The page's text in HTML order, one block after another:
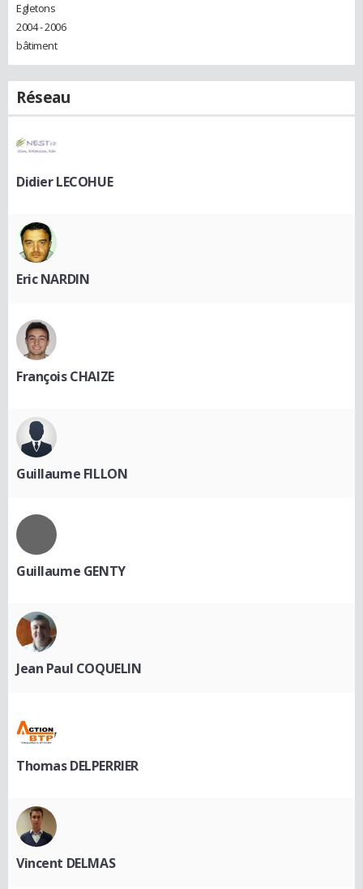
Egletons
2004 - 2006
bâtiment
Réseau
Didier LECOHUE
Eric NARDIN
François CHAIZE
Guillaume FILLON
Guillaume GENTY
Jean Paul COQUELIN
Thomas DELPERRIER
Vincent DELMAS